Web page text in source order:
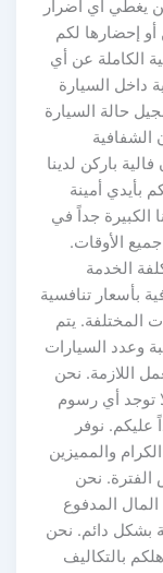
يغطي أي أضرار
إحضارها لكم
عن أي
السيارة
حالة السيارة
باركن لدينا
بأيدي أمينة
جداً في
الأوقات.
الخدمة
بأسعار تنافسية
المختلفة. يتم
وعدد السيارات
اللازمة. نحن
توجد أي رسوم
عليكم. نوفر
والمميزين
نحن
المدفوع
بشكل دائم. نحن
بالتكاليف